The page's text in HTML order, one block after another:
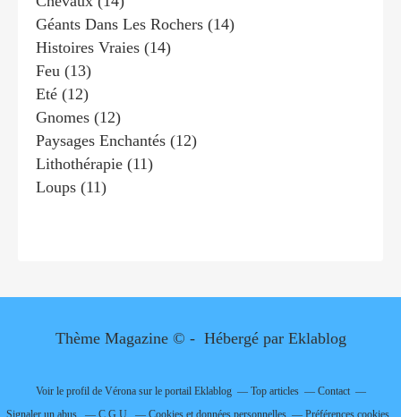
Géants Dans Les Rochers (14)
Histoires Vraies (14)
Feu (13)
Eté (12)
Gnomes (12)
Paysages Enchantés (12)
Lithothérapie (11)
Loups (11)
Thème Magazine © - Hébergé par Eklablog
Voir le profil de Véronasur le portail Eklablog Top articles
Contact
Signaler un abus
C.G.U. Cookies et données personnelles Préférences cookies